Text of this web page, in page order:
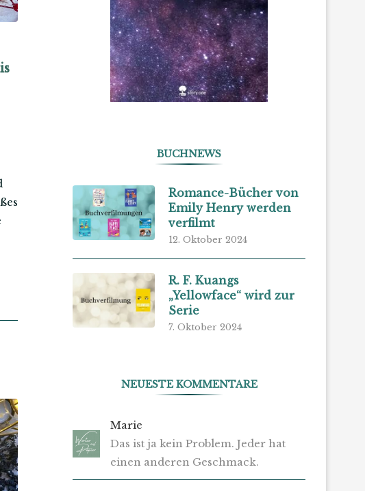
BUCHNEWS
Romance-Bücher von
Emily Henry werden
verfilmt
12. Oktober 2024
R. F. Kuangs
„Yellowface“ wird zur
Serie
7. Oktober 2024
NEUESTE KOMMENTARE
Marie
Das ist ja kein Problem. Jeder hat
einen anderen Geschmack.